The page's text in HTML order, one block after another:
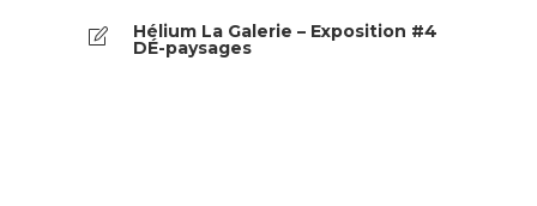
Hélium La Galerie – Exposition #4
DÉ-paysages